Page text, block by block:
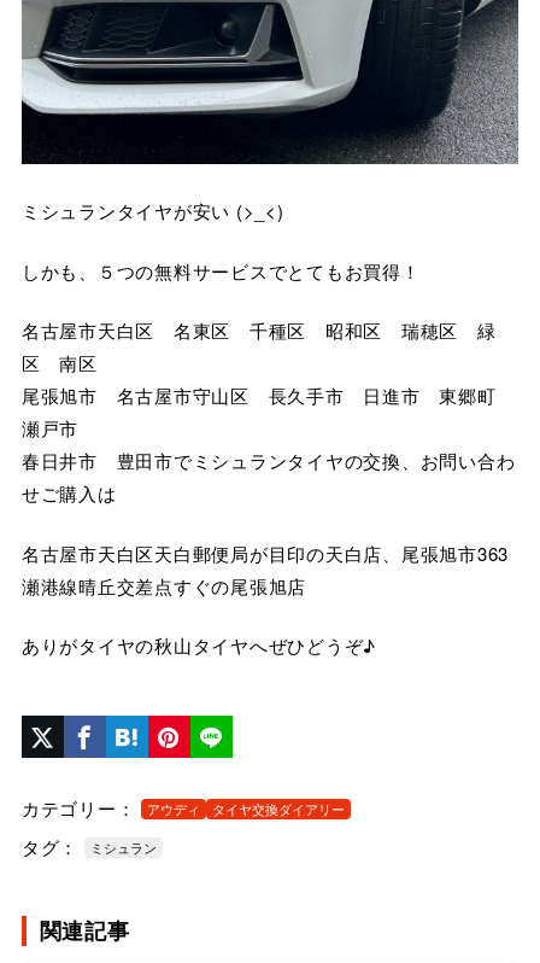
ミシュランタイヤが安い (>_<)
しかも、５つの無料サービスでとてもお買得！
名古屋市天白区 名東区 千種区 昭和区 瑞穂区 緑
区 南区
尾張旭市 名古屋市守山区 長久手市 日進市 東郷町
瀬戸市
春日井市 豊田市でミシュランタイヤの交換、お問い合わ
せご購入は
名古屋市天白区天白郵便局が目印の天白店、尾張旭市363
瀬港線晴丘交差点すぐの尾張旭店
ありがタイヤの秋山タイヤへぜひどうぞ♪
カテゴリー： アウディ タイヤ交換ダイアリー
タグ： ミシュラン
関連記事